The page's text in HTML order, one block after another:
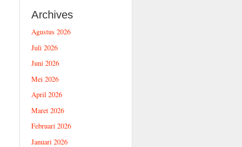
Archives
Agustus 2026
Juli 2026
Juni 2026
Mei 2026
April 2026
Maret 2026
Februari 2026
Januari 2026